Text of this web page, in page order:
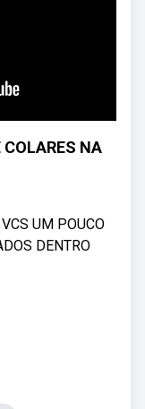
COLARES NA
UM POUCO
DENTRO